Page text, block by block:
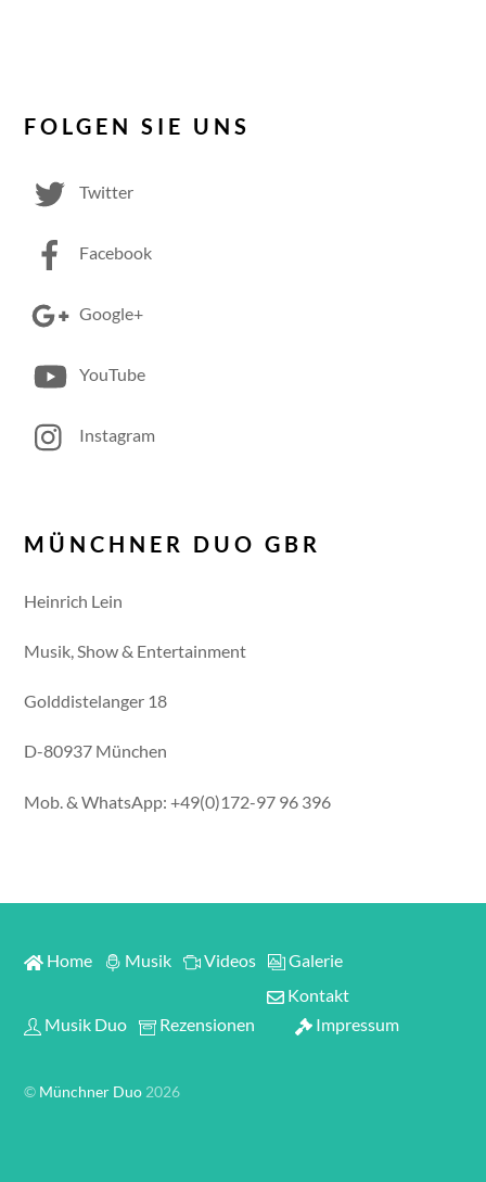
FOLGEN SIE UNS
Twitter
Facebook
Google+
YouTube
Instagram
MÜNCHNER DUO GBR
Heinrich Lein
Musik, Show & Entertainment
Golddistelanger 18
D-80937 München
Mob. & WhatsApp: +49(0)172-97 96 396
Home Musik Videos Galerie
Musik Duo Rezensionen
Kontakt
Impressum
© Münchner Duo 2026